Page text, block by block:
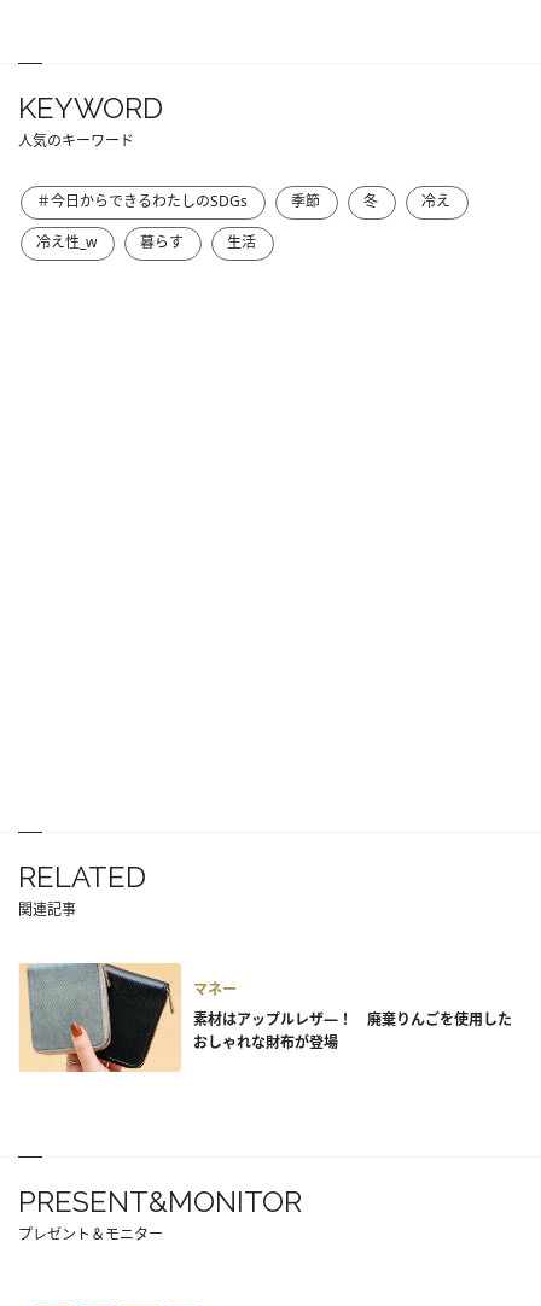
KEYWORD
人気のキーワード
＃今日からできるわたしのSDGs 季節 冬
冷え
冷え性_w
暮らす 生活
RELATED
関連記事
マネー
素材はアップルレザ―！ 廃棄りんごを使用した
おしゃれな財布が登場
PRESENT&MONITOR
プレゼント＆モニター